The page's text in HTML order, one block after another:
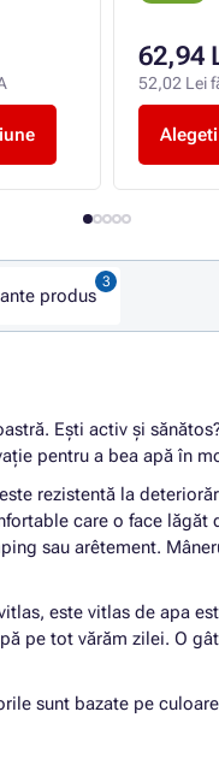
62,94
52,02 Lei
produs
Ești activ și
pentru a bea apă în
rezistentă la
care o face
sau arêtement.
este vitlas de apa
pe tot vărăm zilei. O
sunt bazate pe